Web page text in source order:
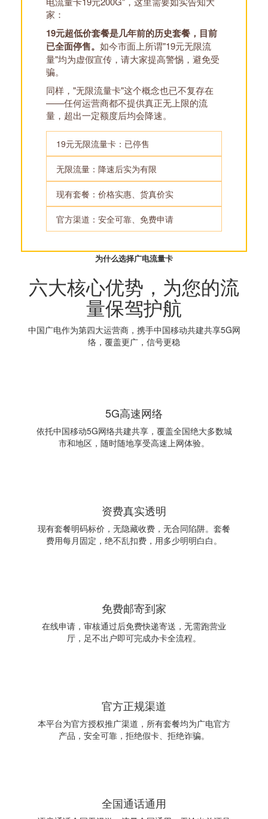
家：
19元超低价套餐是几年前的历史套餐，目前
已全面停售。 如今市面上所谓"19元无限流
量"均为虚假宣传，请大家提高警惕，避免受
骗。
同样，"无限流量卡"这个概念也已不复存在
——任何运营商都不提供真正无上限的流
量，超出一定额度后均会降速。
19元无限流量卡：已停售
无限流量：降速后实为有限
现有套餐：价格实惠、货真价实
官方渠道：安全可靠、免费申请
为什么选择广电流量卡
六大核心优势，为您的流
量保驾护航
中国广电作为第四大运营商，携手中国移动共建共享5G网
络，覆盖更广，信号更稳
5G高速网络
依托中国移动5G网络共建共享，覆盖全国绝大多数城
市和地区，随时随地享受高速上网体验。
资费真实透明
现有套餐明码标价，无隐藏收费，无合同陷阱。套餐
费用每月固定，绝不乱扣费，用多少明明白白。
免费邮寄到家
在线申请，审核通过后免费快递寄送，无需跑营业
厅，足不出户即可完成办卡全流程。
官方正规渠道
本平台为官方授权推广渠道，所有套餐均为广电官方
产品，安全可靠，拒绝假卡、拒绝诈骗。
全国通话通用